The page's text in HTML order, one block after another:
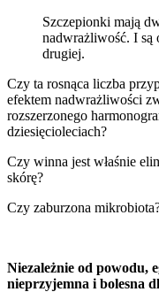
Szczepionki mają
nadwrażliwość. I są
drugiej.
Czy ta rosnąca liczba
efektem nadwrażliwości
rozszerzonego
dziesięcioleciach?
Czy winna jest właśnie
skórę?
Czy zaburzona
Niezależnie od powodu,
nieprzyjemna i bolesna